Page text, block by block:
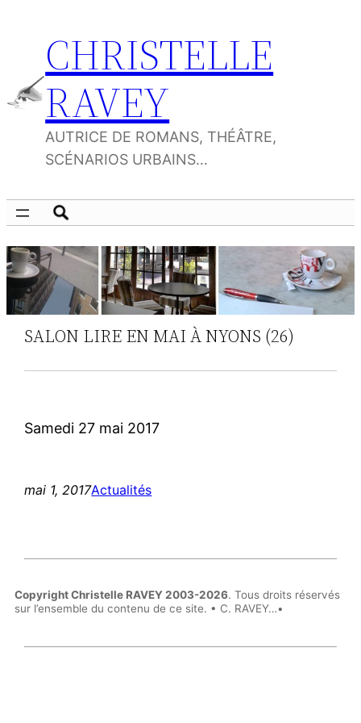
contenuCHRISTELLE
RAVEY
AUTRICE DE ROMANS, THÉÂTRE,
SCÉNARIOS URBAINS…
SALON LIRE EN MAI À NYONS (26)
Samedi 27 mai 2017
mai 1, 2017Actualités
Copyright Christelle RAVEY 2003-2026. Tous droits réservés
sur l’ensemble du contenu de ce site. • C. RAVEY…•